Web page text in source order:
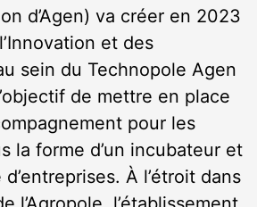
d’Agen) va créer en 2023
et des
sein du Technopole Agen
de mettre en place
pour les
la forme d’un incubateur et
À l’étroit dans